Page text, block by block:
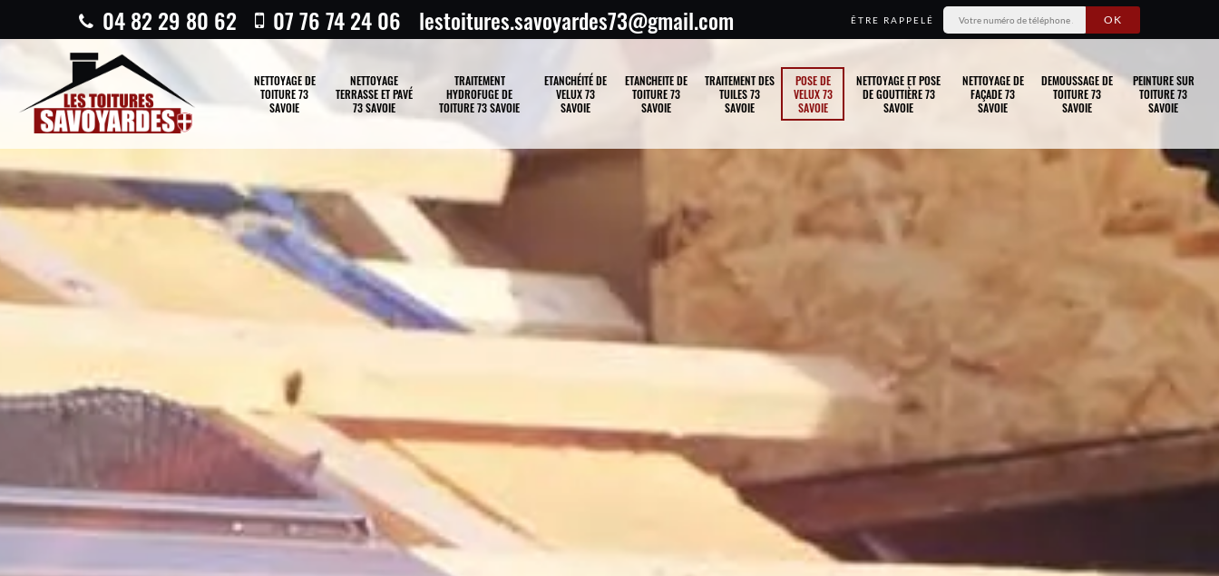
04 82 29 80 62 07 76 74 24 06 lestoitures.savoyardes73@gmail.com ÊTRE RAPPELÉ
NETTOYAGE DE
TOITURE 73
SAVOIE
NETTOYAGE
TERRASSE ET PAVÉ
73 SAVOIE
TRAITEMENT
HYDROFUGE DE
TOITURE 73 SAVOIE
ETANCHÉITÉ DE
VELUX 73
SAVOIE
ETANCHEITE DE
TOITURE 73
SAVOIE
TRAITEMENT DES
TUILES 73
SAVOIE
POSE DE
VELUX 73
SAVOIE
NETTOYAGE ET POSE
DE GOUTTIÈRE 73
SAVOIE
NETTOYAGE DE
FAÇADE 73
SAVOIE
DEMOUSSAGE DE
TOITURE 73
SAVOIE
PEINTURE SUR
TOITURE 73
SAVOIE